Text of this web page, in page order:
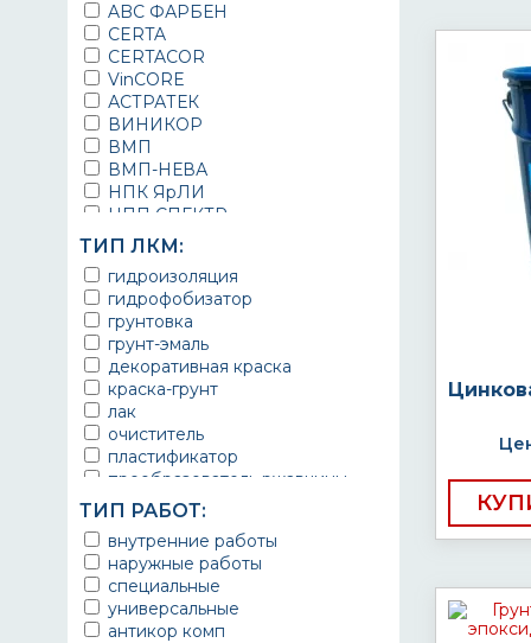
ABC ФАРБЕН
CERTA
CERTACOR
VinCORE
АСТРАТЕК
ВИНИКОР
ВМП
ВМП-НЕВА
НПК ЯрЛИ
НПП СПЕКТР
НПФ ЭМАЛЬ
ТЕРМА
УРЕПЛЕН
ТИП ЛКМ:
гидроизоляция
гидрофобизатор
грунтовка
грунт-эмаль
декоративная краска
краска-грунт
лак
очиститель
пластификатор
преобразователь ржавчины
эмаль
Краска
Покрытие
грунт эмаль
защитное покрытие
ТИП РАБОТ:
внутренние работы
наружные работы
специальные
универсальные
антикор комп